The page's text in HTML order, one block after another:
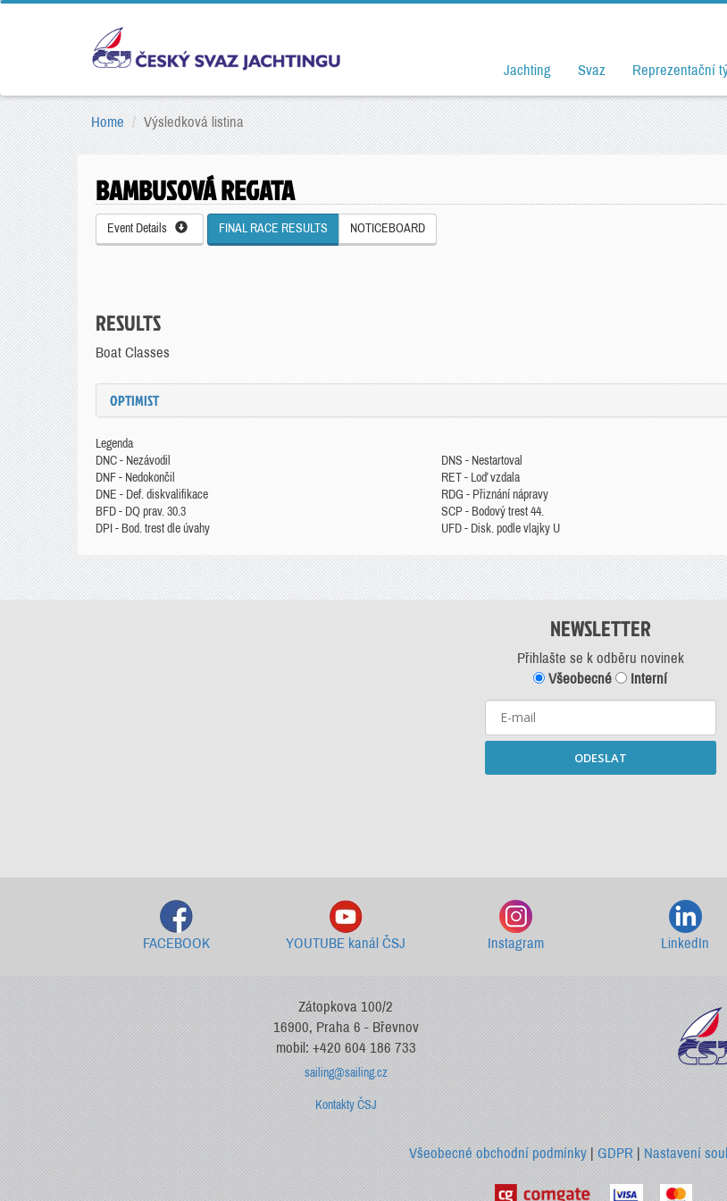
Jachting Svaz Reprezentační
Home Výsledková listina
BAMBUSOVÁ REGATA
Event Details FINAL RACE RESULTS NOTICEBOARD
RESULTS
Boat Classes
OPTIMIST
Legenda
DNC - Nezávodil
DNF - Nedokončil
DNE - Def. diskvalifikace
BFD - DQ prav. 30.3
DPI - Bod. trest dle úvahy
DNS - Nestartoval
RET - Loď vzdala
RDG - Přiznání nápravy
SCP - Bodový trest 44.
UFD - Disk. podle vlajky U
NEWSLETTER
Přihlašte se k odběru novinek
Všeobecné
Interní
ODESLAT
FACEBOOK YOUTUBE kanál ČSJ Instagram LinkedIn
Zátopkova 100/2
16900, Praha 6 - Břevnov
mobil: +420 604 186 733
sailing@sailing.cz
Kontakty ČSJ
Všeobecné obchodní podmínky| GDPR|Nastavení